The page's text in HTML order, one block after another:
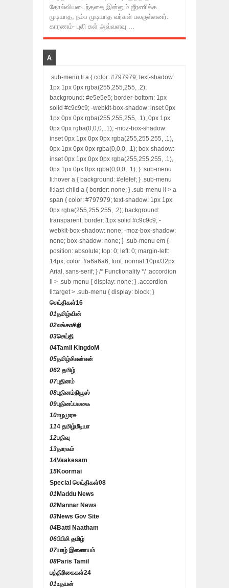
தோல்வியடைந்ததை இன்னும் ஜீரணிக்க
முடியாத, நம்ப முடியாத வர்கள் பலருள்ளனர்.
காரணம்- புலி கள் அவ்வளவு ...
A
.sub-menu li a { color: #797979; text-shadow:
1px 1px 0px rgba(255,255,255, .2);
background: #e5e5e5; border-bottom: 1px
solid #c9c9c9; -webkit-box-shadow: inset 0px
1px 0px 0px rgba(255,255,255, .1), 0px 1px
0px 0px rgba(0,0,0, .1); -moz-box-shadow:
inset 0px 1px 0px 0px rgba(255,255,255, .1),
0px 1px 0px 0px rgba(0,0,0, .1); box-shadow:
inset 0px 1px 0px 0px rgba(255,255,255, .1),
0px 1px 0px 0px rgba(0,0,0, .1); } .sub-menu
li:hover a { background: #efefef; } .sub-menu
li:last-child a { border: none; } .sub-menu li > a
span { color: #797979; text-shadow: 1px 1px
0px rgba(255,255,255, .2); background:
transparent; border: 1px solid #c9c9c9; -
webkit-box-shadow: none; -moz-box-shadow:
none; box-shadow: none; } .sub-menu em {
position: absolute; top: 0; left: 0; margin-left:
14px; color: #a6a6a6; font: normal 10px/32px
Arial, sans-serif; } /* Functionality */ .accordion
li > .sub-menu { display: none; } .accordion
li:target > .sub-menu { display: block; }
செய்திகள்16
01தமிழ்வின்
02லங்காசிறி
03செய்தி
04Tamil KingdoM
05தமிழ்சிஎன்என்
062 தமிழ்
07புதினம்
08புதினம்நியூஸ்
09புதினப்பலகை
10ஈழமுரசு
114 தமிழ்மீடியா
12பதிவு
13தாரகம்
14Vaakesam
15Koormai
Special செய்திகள்08
01 Maddu News
02Mannar News
03News Gov Site
04Batti Naatham
06பிபிசி தமிழ்
07யாழ் இணையம்
08Paris Tamil
பத்திரிகைகள்24
01உதயன்